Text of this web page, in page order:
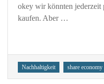
okey wir könnten jederzeit
kaufen. Aber …
Tags
Nachhaltigkeit share economy